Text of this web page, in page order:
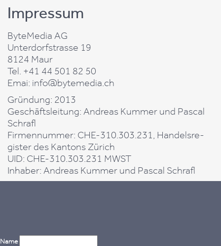
Im­pres­sum
ByteMedia AG
Un­ter­dorf­stras­se 19
8124 Maur
Tel. +41 44 501 82 50
Emai: info@​bytemedia.​ch
Grün­dung: 2013
Ge­schäfts­lei­tung: An­dre­as Kum­mer und Pas­cal
Schrafl
Fir­men­num­mer: CHE-310.303.231, Han­dels­re­
gis­ter des Kan­tons Zü­rich
UID: CHE-310.303.231 MWST
In­ha­ber: An­dre­as Kum­mer und Pas­cal Schrafl
Name